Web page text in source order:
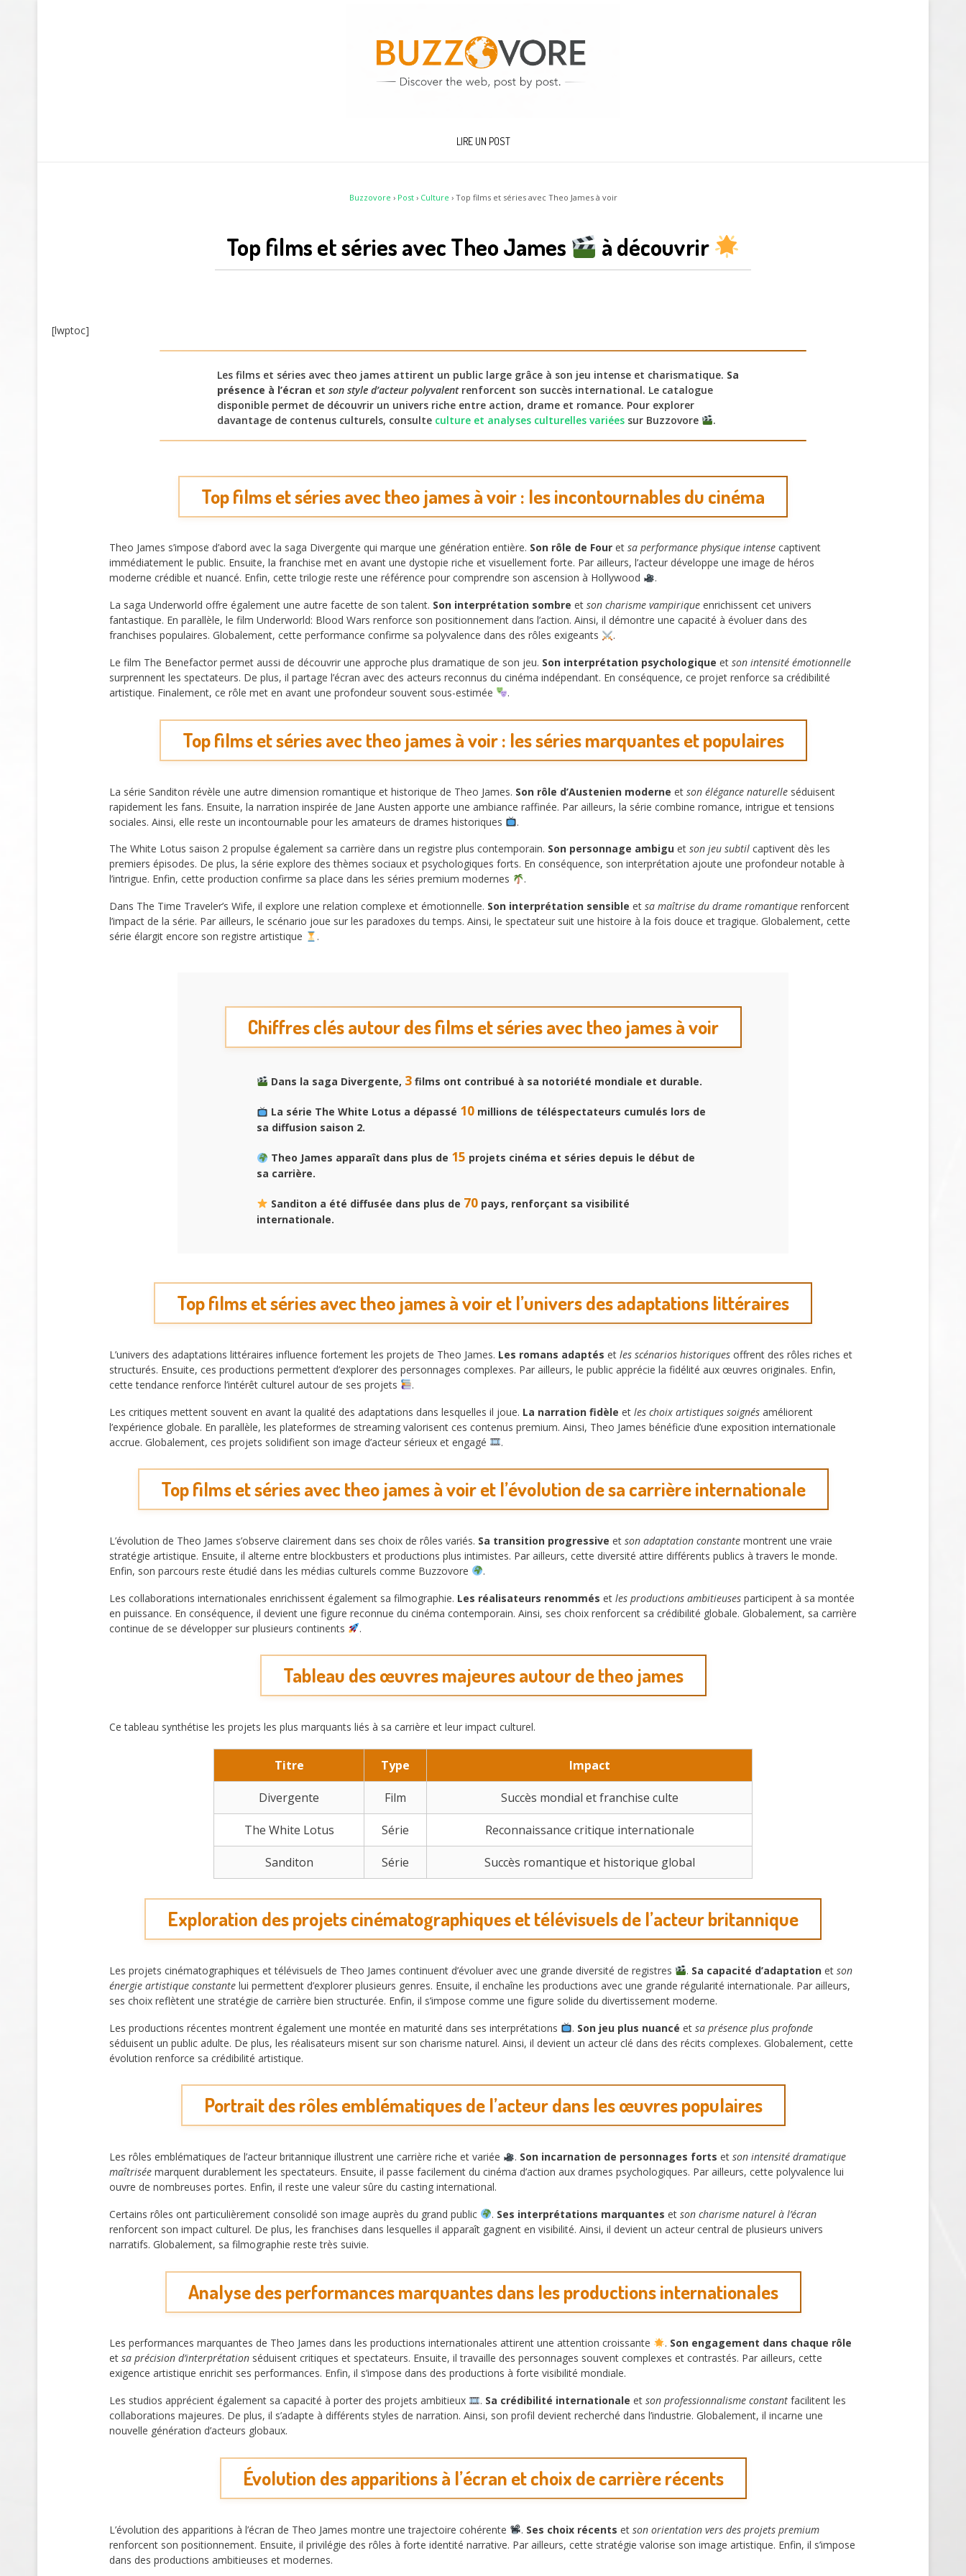
LIRE UN POST
Buzzovore › Post› Culture › Top films et séries avec Theo James à voir
Top films et séries avec Theo James à découvrir
[lwptoc]
Les films et séries avec theo james attirent un public large grâce à son jeu intense et charismatique. Sa
présence à l’écran et son style d’acteur polyvalentrenforcent son succès international. Le catalogue
disponible permet de découvrir un univers riche entre action, drame et romance. Pour explorer
davantage de contenus culturels, consulte culture et analyses culturelles variées sur Buzzovore .
Top films et séries avec theo james à voir : les incontournables du cinéma
Theo James s’impose d’abord avec la saga Divergente qui marque une génération entière. Son rôle de Four et sa performance physique intense captivent
immédiatement le public. Ensuite, la franchise met en avant une dystopie riche et visuellement forte. Par ailleurs, l’acteur développe une image de héros
moderne crédible et nuancé. Enfin, cette trilogie reste une référence pour comprendre son ascension à Hollywood
.
La saga Underworld offre également une autre facette de son talent. Son interprétation sombre et son charisme vampirique enrichissent cet univers
fantastique. En parallèle, le film Underworld: Blood Wars renforce son positionnement dans l’action. Ainsi, il démontre une capacité à évoluer dans des
franchises populaires. Globalement, cette performance confirme sa polyvalence dans des rôles exigeants
.
Le film The Benefactor permet aussi de découvrir une approche plus dramatique de son jeu. Son interprétation psychologique et son intensité émotionnelle
surprennent les spectateurs. De plus, il partage l’écran avec des acteurs reconnus du cinéma indépendant. En conséquence, ce projet renforce sa crédibilité
artistique. Finalement, ce rôle met en avant une profondeur souvent sous-estimée
.
Top films et séries avec theo james à voir : les séries marquantes et populaires
La série Sanditon révèle une autre dimension romantique et historique de Theo James. Son rôle d’Austenien moderne et son élégance naturelle séduisent
rapidement les fans. Ensuite, la narration inspirée de Jane Austen apporte une ambiance raffinée. Par ailleurs, la série combine romance, intrigue et tensions
sociales. Ainsi, elle reste un incontournable pour les amateurs de drames historiques
.
The White Lotus saison 2 propulse également sa carrière dans un registre plus contemporain. Son personnage ambigu et son jeu subtil captivent dès les
premiers épisodes. De plus, la série explore des thèmes sociaux et psychologiques forts. En conséquence, son interprétation ajoute une profondeur notable à
l’intrigue. Enfin, cette production confirme sa place dans les séries premium modernes
.
Dans The Time Traveler’s Wife, il explore une relation complexe et émotionnelle. Son interprétation sensible et sa maîtrise du drame romantique renforcent
l’impact de la série. Par ailleurs, le scénario joue sur les paradoxes du temps. Ainsi, le spectateur suit une histoire à la fois douce et tragique. Globalement, cette
série élargit encore son registre artistique
.
Chiffres clés autour des films et séries avec theo james à voir
Dans la saga Divergente, 3films ont contribué à sa notoriété mondiale et durable.
La série The White Lotus a dépassé 10millions de téléspectateurs cumulés lors de
sa diffusion saison 2.
Theo James apparaît dans plus de 15 projets cinéma et séries depuis le début de
sa carrière.
Sanditon a été diffusée dans plus de 70pays, renforçant sa visibilité
internationale.
Top films et séries avec theo james à voir et l’univers des adaptations littéraires
L’univers des adaptations littéraires influence fortement les projets de Theo James. Les romans adaptés et les scénarios historiques offrent des rôles riches et
structurés. Ensuite, ces productions permettent d’explorer des personnages complexes. Par ailleurs, le public apprécie la fidélité aux œuvres originales. Enfin,
cette tendance renforce l’intérêt culturel autour de ses projets
.
Les critiques mettent souvent en avant la qualité des adaptations dans lesquelles il joue. La narration fidèle et les choix artistiques soignés améliorent
l’expérience globale. En parallèle, les plateformes de streaming valorisent ces contenus premium. Ainsi, Theo James bénéficie d’une exposition internationale
accrue. Globalement, ces projets solidifient son image d’acteur sérieux et engagé
.
Top films et séries avec theo james à voir et l’évolution de sa carrière internationale
L’évolution de Theo James s’observe clairement dans ses choix de rôles variés. Sa transition progressive et son adaptation constante montrent une vraie
stratégie artistique. Ensuite, il alterne entre blockbusters et productions plus intimistes. Par ailleurs, cette diversité attire différents publics à travers le monde.
Enfin, son parcours reste étudié dans les médias culturels comme Buzzovore
.
Les collaborations internationales enrichissent également sa filmographie. Les réalisateurs renommés et les productions ambitieuses participent à sa montée
en puissance. En conséquence, il devient une figure reconnue du cinéma contemporain. Ainsi, ses choix renforcent sa crédibilité globale. Globalement, sa carrière
continue de se développer sur plusieurs continents
.
Tableau des œuvres majeures autour de theo james
Ce tableau synthétise les projets les plus marquants liés à sa carrière et leur impact culturel.
Titre Type Impact
Divergente Film Succès mondial et franchise culte
The White Lotus Série Reconnaissance critique internationale
Sanditon Série Succès romantique et historique global
Exploration des projets cinématographiques et télévisuels de l’acteur britannique
Les projets cinématographiques et télévisuels de Theo James continuent d’évoluer avec une grande diversité de registres . Sa capacité d’adaptationet son
énergie artistique constante lui permettent d’explorer plusieurs genres. Ensuite, il enchaîne les productions avec une grande régularité internationale. Par ailleurs,
ses choix reflètent une stratégie de carrière bien structurée. Enfin, il s’impose comme une figure solide du divertissement moderne.
Les productions récentes montrent également une montée en maturité dans ses interprétations
. Son jeu plus nuancé et sa présence plus profonde
séduisent un public adulte. De plus, les réalisateurs misent sur son charisme naturel. Ainsi, il devient un acteur clé dans des récits complexes. Globalement, cette
évolution renforce sa crédibilité artistique.
Portrait des rôles emblématiques de l’acteur dans les œuvres populaires
Les rôles emblématiques de l’acteur britannique illustrent une carrière riche et variée . Son incarnation de personnages forts et son intensité dramatique
maîtrisée marquent durablement les spectateurs. Ensuite, il passe facilement du cinéma d’action aux drames psychologiques. Par ailleurs, cette polyvalence lui
ouvre de nombreuses portes. Enfin, il reste une valeur sûre du casting international.
Certains rôles ont particulièrement consolidé son image auprès du grand public
. Ses interprétations marquantes et son charisme naturel à l’écran
renforcent son impact culturel. De plus, les franchises dans lesquelles il apparaît gagnent en visibilité. Ainsi, il devient un acteur central de plusieurs univers
narratifs. Globalement, sa filmographie reste très suivie.
Analyse des performances marquantes dans les productions internationales
Les performances marquantes de Theo James dans les productions internationales attirent une attention croissante . Son engagement dans chaque rôle
et sa précision d’interprétation séduisent critiques et spectateurs. Ensuite, il travaille des personnages souvent complexes et contrastés. Par ailleurs, cette
exigence artistique enrichit ses performances. Enfin, il s’impose dans des productions à forte visibilité mondiale.
Les studios apprécient également sa capacité à porter des projets ambitieux
. Sa crédibilité internationale et son professionnalisme constantfacilitent les
collaborations majeures. De plus, il s’adapte à différents styles de narration. Ainsi, son profil devient recherché dans l’industrie. Globalement, il incarne une
nouvelle génération d’acteurs globaux.
Évolution des apparitions à l’écran et choix de carrière récents
L’évolution des apparitions à l’écran de Theo James montre une trajectoire cohérente . Ses choix récents et son orientation vers des projets premium
renforcent son positionnement. Ensuite, il privilégie des rôles à forte identité narrative. Par ailleurs, cette stratégie valorise son image artistique. Enfin, il s’impose
dans des productions ambitieuses et modernes.